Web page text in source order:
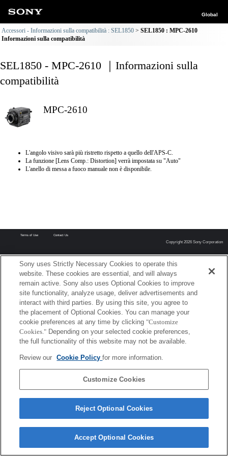
Global
Accessori - Informazioni sulla compatibilità : SEL1850
SEL1850 : MPC-2610
Informazioni sulla compatibilità
SEL1850 - MPC-2610 ｜Informazioni sulla
compatibilità
MPC-2610
L'angolo visivo sarà più ristretto rispetto a quello dell'APS-C.
La funzione [Lens Comp.: Distortion] verrà impostata su "Auto"
L'anello di messa a fuoco manuale non è disponibile.
Terms of Use Contact Us
Copyright 2026 Sony Corporation
Sony uses Strictly Necessary Cookies to operate this
website. These cookies are essential, and will always
remain active. Sony also uses Optional Cookies to improve
site functionality, analyze usage, deliver advertisements and
interact with third parties. By using this site, you agree to
the placement of Optional Cookies. You can manage your
cookie preferences at any time by clicking "Customize
Cookies." Depending on your selected cookie preferences,
the full functionality of this website may not be available.
Review our Cookie Policyfor more information.
Customize Cookies
Reject Optional Cookies
Accept Optional Cookies